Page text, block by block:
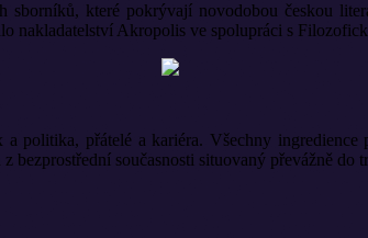
které pokrývají novodobou českou
Akropolis ve spolupráci s
politika, přátelé a kariéra. Všechny
současnosti situovaný převážně do